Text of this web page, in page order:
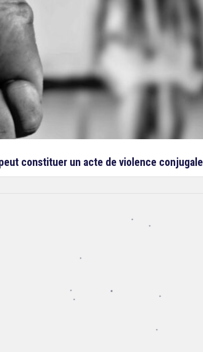
constituer un acte de violence conjugale